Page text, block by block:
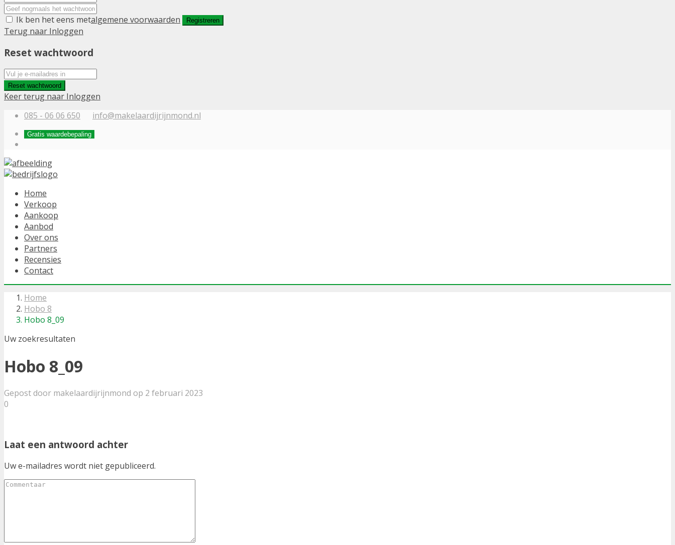
Ik ben het eens metalgemene voorwaarden Registreren
Terug naar Inloggen
Reset wachtwoord
Reset wachtwoord
Keer terug naar Inloggen
085 - 06 06 650
info@makelaardijrijnmond.nl
Gratis waardebepaling
Home
Verkoop
Aankoop
Aanbod
Over ons
Partners
Recensies
Contact
Home
Hobo 8
Hobo 8_09
Uw zoekresultaten
Hobo 8_09
Gepost door makelaardijrijnmond op 2 februari 2023
0
Laat een antwoord achter
Uw e-mailadres wordt niet gepubliceerd.